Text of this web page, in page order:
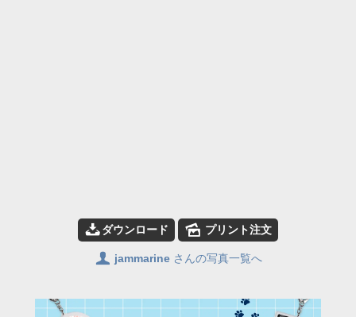
📥ダウンロード 🌄 プリント注文
👤 jammarineさんの写真一覧へ